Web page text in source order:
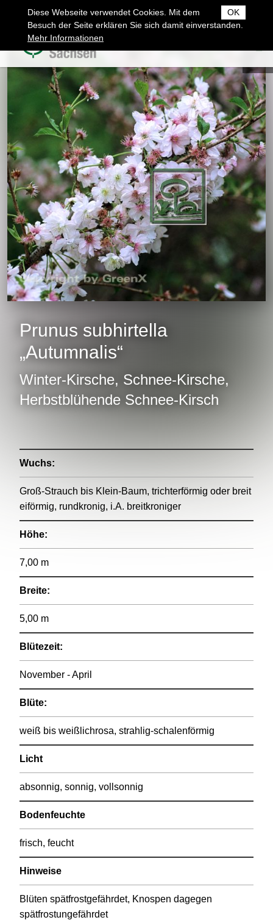
OK
Diese Webseite verwendet Cookies. Mit dem
Besuch der Seite erklären Sie sich damit einverstanden.
Mehr Informationen
Prunus subhirtella
„Autumnalis“
Winter-Kirsche, Schnee-Kirsche,
Herbstblühende Schnee-Kirsch
Wuchs:
Groß-Strauch bis Klein-Baum, trichterförmig oder breit
eiförmig, rundkronig, i.A. breitkroniger
Höhe:
7,00 m
Breite:
5,00 m
Blütezeit:
November - April
Blüte:
weiß bis weißlichrosa, strahlig-schalenförmig
Licht
absonnig, sonnig, vollsonnig
Bodenfeuchte
frisch, feucht
Hinweise
Blüten spätfrostgefährdet, Knospen dagegen
spätfrostungefährdet